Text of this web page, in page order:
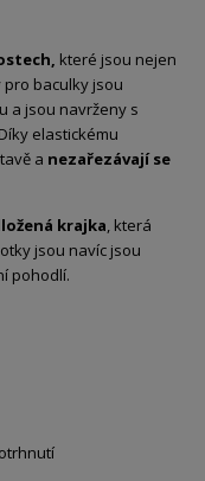
které jsou nejen
pro baculky jsou
a jsou navrženy s
elastickému
a nezařezávají se
krajka , která
jsou navíc jsou
pohodlí.